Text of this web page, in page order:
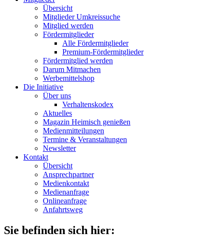
Übersicht
Mitglieder Umkreissuche
Mitglied werden
Fördermitglieder
Alle Fördermitglieder
Premium-Fördermitglieder
Fördermitglied werden
Darum Mitmachen
Werbemittelshop
Die Initiative
Über uns
Verhaltenskodex
Aktuelles
Magazin Heimisch genießen
Medienmitteilungen
Termine & Veranstaltungen
Newsletter
Kontakt
Übersicht
Ansprechpartner
Medienkontakt
Medienanfrage
Onlineanfrage
Anfahrtsweg
Sie befinden sich hier: